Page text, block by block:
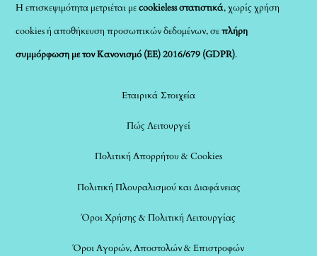
Η επισκεψιμότητα μετριέται μεcookieless στατιστικά, χωρίς χρήση
cookies ή αποθήκευση προσωπικών δεδομένων, σεπλήρη
συμμόρφωση με τον Κανονισμό (ΕΕ) 2016/679 (GDPR).
Εταιρικά Στοιχεία
Πώς Λειτουργεί
Πολιτική Απορρήτου & Cookies
Πολιτική Πλουραλισμού και Διαφάνειας
Όροι Χρήσης & Πολιτική Λειτουργίας
Όροι Αγορών, Αποστολών & Επιστροφών